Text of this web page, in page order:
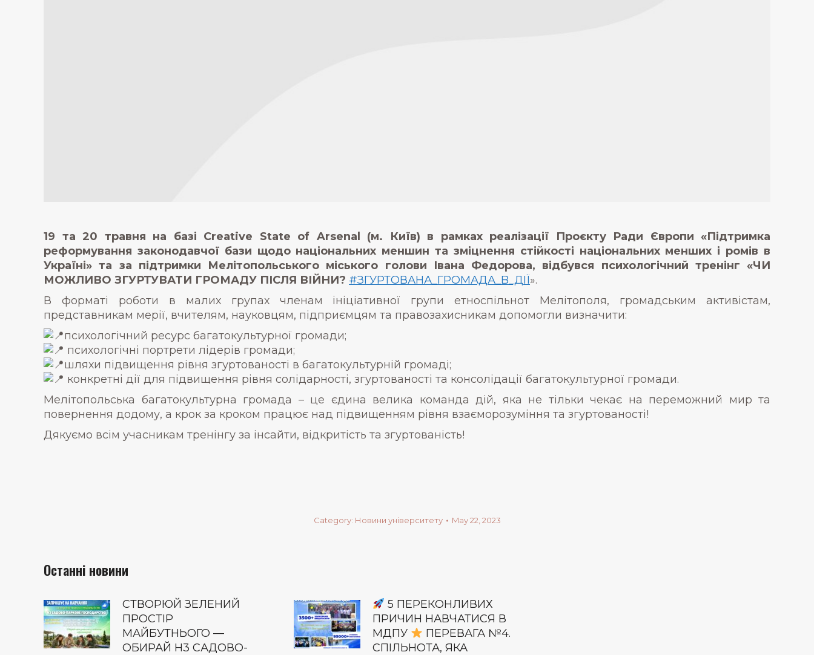
19 та 20 травня на базі Creative State of Arsenal (м. Київ) в рамках реалізації Проєкту Ради Європи «Підтримка
реформування законодавчої бази щодо національних меншин та зміцнення стійкості національних менших і ромів в
Україні» та за підтримки Мелітопольського міського голови Івана Федорова, відбувся психологічний тренінг «ЧИ
МОЖЛИВО ЗГУРТУВАТИ ГРОМАДУ ПІСЛЯ ВІЙНИ? #ЗГУРТОВАНА_ГРОМАДА_B_ДІЇ».
В форматі роботи в малих групах членам ініціативної групи етноспільнот Мелітополя, громадським активістам,
представникам мерії, вчителям, науковцям, підприємцям та правозахисникам допомогли визначити:
психологічний ресурс багатокультурної громади;
психологічні портрети лідерів громади;
шляхи підвищення рівня згуртованості в багатокультурній громаді;
конкретні дії для підвищення рівня солідарності, згуртованості та консолідації багатокультурної громади.
Мелітопольська багатокультурна громада – це єдина велика команда дій, яка не тільки чекає на переможний мир та
повернення додому, а крок за кроком працює над підвищенням рівня взаєморозуміння та згуртованості!
Дякуємо всім учасникам тренінгу за інсайти, відкритість та згуртованість!
Category: Новини університету May 22, 2023
Останні новини
СТВОРЮЙ ЗЕЛЕНИЙ
ПРОСТІР
МАЙБУТНЬОГО —
ОБИРАЙ Н3 САДОВО-
5 ПЕРЕКОНЛИВИХ
ПРИЧИН НАВЧАТИСЯ В
МДПУ
ПЕРЕВАГА №4.
СПІЛЬНОТА, ЯКА